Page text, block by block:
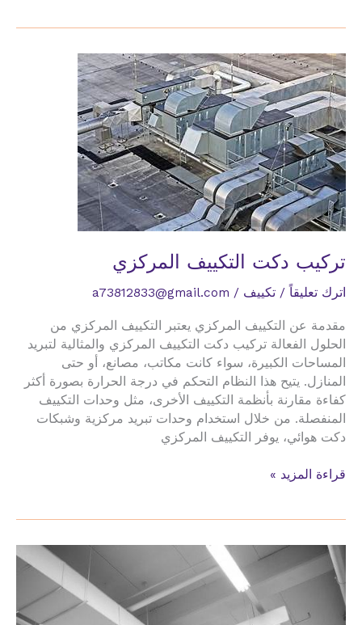
تركيب
الدكت
تركيب دكت التكييف المركزي
اترك تعليقاً / تكييف /
a73812833@gmail.com
مقدمة عن التكييف المركزي يعتبر التكييف المركزي من
الحلول الفعالة تركيب دكت التكييف المركزي والمثالية لتبريد
المساحات الكبيرة، سواء كانت مكاتب، مصانع، أو حتى
المنازل. يتيح هذا النظام التحكم في درجة الحرارة بصورة أكثر
كفاءة مقارنة بأنظمة التكييف الأخرى، مثل وحدات التكييف
المنفصلة. من خلال استخدام وحدات تبريد مركزية وشبكات
دكت هوائي، يوفر التكييف المركزي
تركيب
قراءة المزيد »